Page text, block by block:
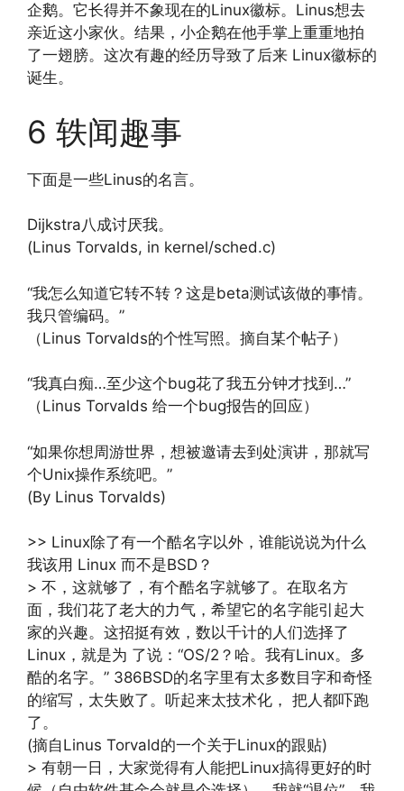
企鹅。它长得并不象现在的Linux徽标。Linus想去
亲近这小家伙。结果，小企鹅在他手掌上重重地拍
了一翅膀。这次有趣的经历导致了后来 Linux徽标的
诞生。
6 轶闻趣事
下面是一些Linus的名言。
Dijkstra八成讨厌我。
(Linus Torvalds, in kernel/sched.c)
“我怎么知道它转不转？这是beta测试该做的事情。
我只管编码。”
（Linus Torvalds的个性写照。摘自某个帖子）
“我真白痴…至少这个bug花了我五分钟才找到…”
（Linus Torvalds 给一个bug报告的回应）
“如果你想周游世界，想被邀请去到处演讲，那就写
个Unix操作系统吧。”
(By Linus Torvalds)
>> Linux除了有一个酷名字以外，谁能说说为什么
我该用 Linux 而不是BSD？
> 不，这就够了，有个酷名字就够了。在取名方
面，我们花了老大的力气，希望它的名字能引起大
家的兴趣。这招挺有效，数以千计的人们选择了
Linux，就是为 了说：“OS/2？哈。我有Linux。多
酷的名字。” 386BSD的名字里有太多数目字和奇怪
的缩写，太失败了。听起来太技术化， 把人都吓跑
了。
(摘自Linus Torvald的一个关于Linux的跟贴)
> 有朝一日，大家觉得有人能把Linux搞得更好的时